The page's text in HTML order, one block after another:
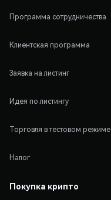
Программа сотрудничества
Клиентская программа
Заявка на листинг
Идея по листингу
Торговля в тестовом режиме
Налог
Покупка крипто